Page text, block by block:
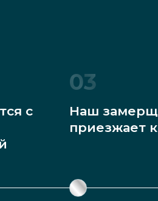
с
03
Наш
приезжает